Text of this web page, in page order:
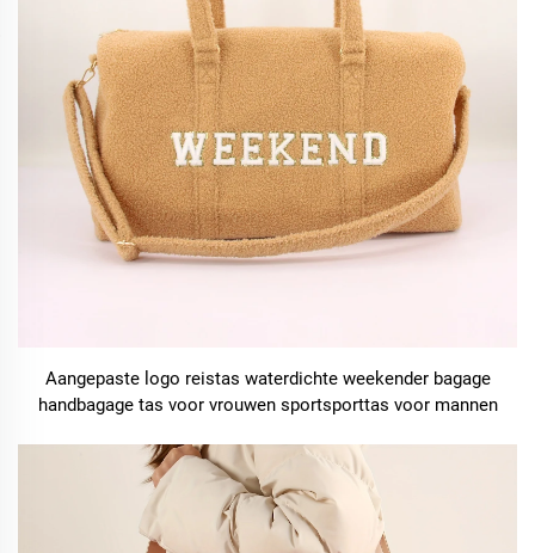
Aangepaste logo reistas waterdichte weekender bagage
handbagage tas voor vrouwen sportsporttas voor mannen